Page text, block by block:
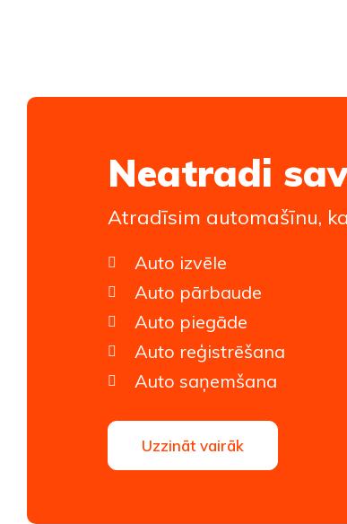
Neatradi
Atradīsim automašīnu,
Auto izvēle
Auto pārbaude
Auto piegāde
Auto reģistrēšana
Auto saņemšana
Uzzināt vairāk